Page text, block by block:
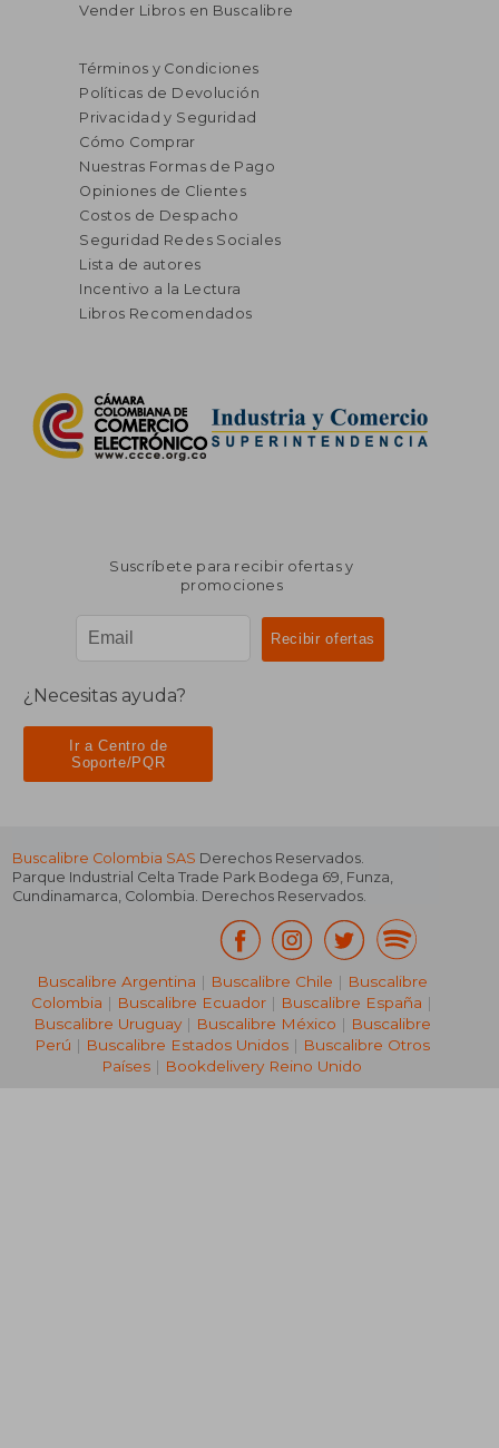
Vender Libros en Buscalibre
Términos y Condiciones
Políticas de Devolución
Privacidad y Seguridad
Cómo Comprar
Nuestras Formas de Pago
Opiniones de Clientes
Costos de Despacho
Seguridad Redes Sociales
Lista de autores
Incentivo a la Lectura
Libros Recomendados
Suscríbete para recibir ofertas y
promociones
¿Necesitas ayuda?
Ir a Centro de
Soporte/PQR
Buscalibre Colombia SAS Derechos Reservados.
Parque Industrial Celta Trade Park Bodega 69, Funza,
Cundinamarca, Colombia. Derechos Reservados.
Buscalibre Argentina | Buscalibre Chile | Buscalibre
Colombia | Buscalibre Ecuador | Buscalibre España |
Buscalibre Uruguay| Buscalibre México | Buscalibre
Perú | Buscalibre Estados Unidos| Buscalibre Otros
Países | Bookdelivery Reino Unido